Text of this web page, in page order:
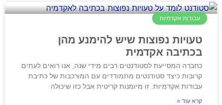
עבודות אקדמיות
טעויות נפוצות שיש להימנע מהן
בכתיבה אקדמית
כחברה המסייעת לסטודנטים רבים מידי שנה, אנו רואים לעתים
קרובות כיצד סטודנטים מתמודדים עם המורכבות של כתיבת
עבודות אקדמיות. זו מיומנות קריטית אבל כזו שיכולה
קרא עוד »